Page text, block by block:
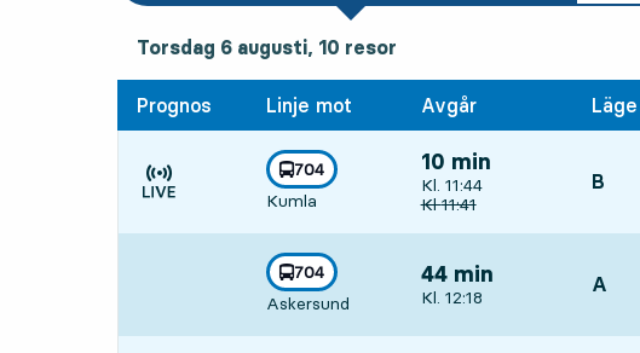
torsdag 6 augusti, 10 resor
Torsdag 6 augusti, 10 resor
Prognos Linje mot Avgår Läge
Tiden är prognos
linje
704
mot
Kumla
,
10 min
Avgår, Kl. 11:44, om 10 min
Kl. 11:44
Ursprunglig avgångstid
Kl11:41
LÄGE,
B
linje
704
mot
Askersund
,
44 min
Avgår, Kl. 12:18, om 44 min
Kl. 12:18
LÄGE,
A